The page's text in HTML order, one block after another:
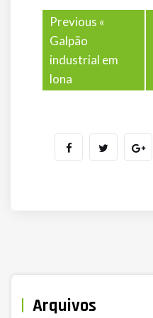
Previous «
Galpão
industrial em
lona
Arquivos